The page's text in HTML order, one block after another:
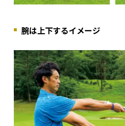
腕は上下するイメージ